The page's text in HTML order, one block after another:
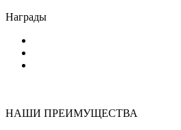
Награды
НАШИ ПРЕИМУЩЕСТВА